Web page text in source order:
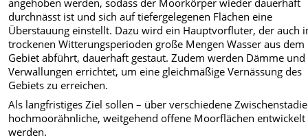
angehoben werden, sodass der Moorkörper wieder dauerhaft
durchnässt ist und sich auf tiefergelegenen Flächen eine
Überstauung einstellt. Dazu wird ein Hauptvorfluter, der auch
trockenen Witterungsperioden große Mengen Wasser aus dem
Gebiet abführt, dauerhaft gestaut. Zudem werden Dämme und
Verwallungen errichtet, um eine gleichmäßige Vernässung des
Gebiets zu erreichen.
Als langfristiges Ziel sollen – über verschiedene
hochmoorähnliche, weitgehend offene Moorflächen entwickelt
werden.